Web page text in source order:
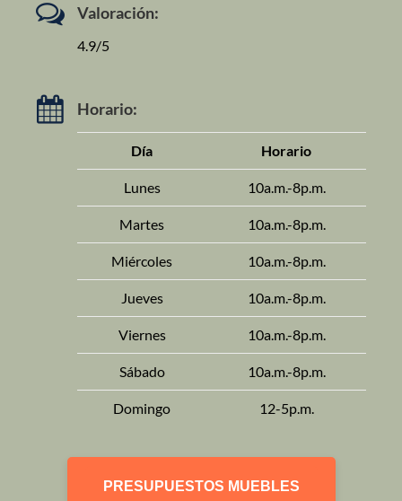
Valoración:
4.9/5
Horario:
Día Horario
Lunes 10a.m.-8p.m.
Martes 10a.m.-8p.m.
Miércoles 10a.m.-8p.m.
Jueves 10a.m.-8p.m.
Viernes 10a.m.-8p.m.
Sábado 10a.m.-8p.m.
Domingo 12-5p.m.
PRESUPUESTOS MUEBLES